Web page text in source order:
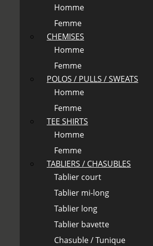
Homme
Femme
CHEMISES
Homme
Femme
POLOS / PULLS / SWEATS
Homme
Femme
TEE SHIRTS
Homme
Femme
TABLIERS / CHASUBLES
Tablier court
Tablier mi-long
Tablier long
Tablier bavette
Chasuble / Tunique